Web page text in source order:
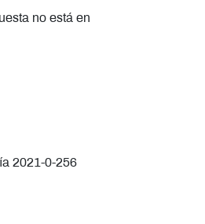
no está en
2021-0-256